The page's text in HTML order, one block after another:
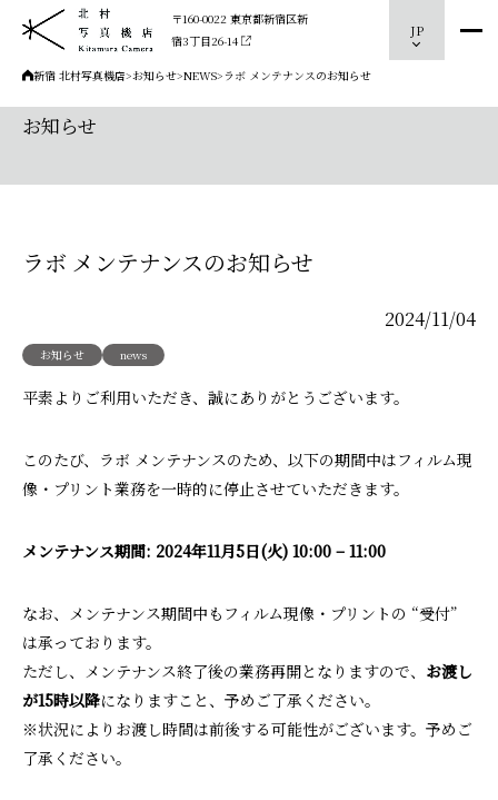
〒160-0022 東京都新宿区新
宿3丁目26-14
JP
新宿 北村写真機店>お知らせ>NEWS> ラボ メンテナンスのお知らせ
お知らせ
ラボ メンテナンスのお知らせ
2024/11/04
お知らせ news
平素よりご利用いただき、誠にありがとうございます。
このたび、ラボ メンテナンスのため、以下の期間中はフィルム現
像・プリント業務を一時的に停止させていただきます。
メンテナンス期間: 2024年11月5日(火) 10:00 – 11:00
なお、メンテナンス期間中もフィルム現像・プリントの “受付”
は承っております。
ただし、メンテナンス終了後の業務再開となりますので、 お渡し
が15時以降になりますこと、予めご了承ください。
※状況によりお渡し時間は前後する可能性がございます。予めご
了承ください。